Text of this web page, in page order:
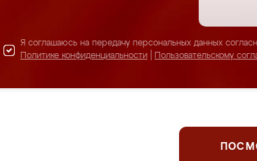
Я соглашаюсь на передачу персональных данных
Политике конфиденциальности
Пользовательскому